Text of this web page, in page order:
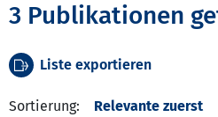
3 Publikationen
Liste exportieren
Sortierung: